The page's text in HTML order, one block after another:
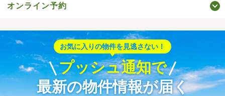
オンライン予約
お気に入りの物件を見逃さない！
プッシュ通知で
最新の物件情報が届く